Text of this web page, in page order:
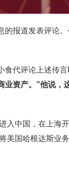
的报道发表评论
代评论上述传言
业资产。”他说，
入中国，在上海
美国哈根达斯业